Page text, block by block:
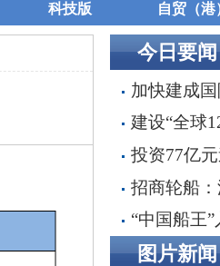
科技版 自贸（港
今日要闻
加快建成
纽城市 《天
“十五五”规划
建设“全球
链条一体化
质增效
投资77亿
集团要做什
招商轮船
延续至2030
在重塑全球航
“中国船王
速布局VLCC
图片新闻